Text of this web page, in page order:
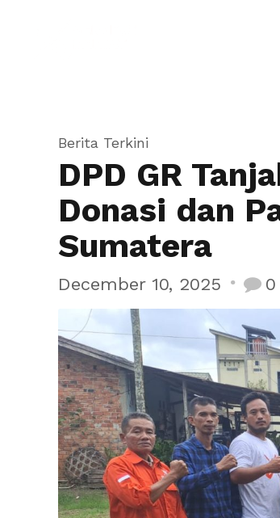
Berita Terkini
DPD GR
Donasi dan
Sumatera
December 10, 2025 0